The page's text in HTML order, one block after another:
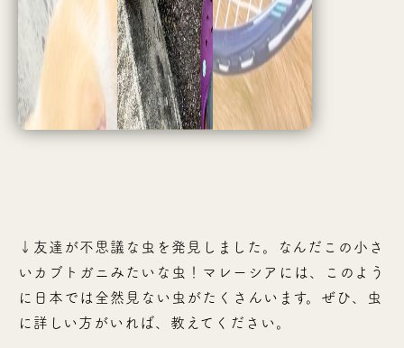
↓友達が不思議な虫を発見しました。なんだこの小さ
いカブトガニみたいな虫！マレーシアには、このよう
に日本では全然見ない虫がたくさんいます。ぜひ、虫
に詳しい方がいれば、教えてください。